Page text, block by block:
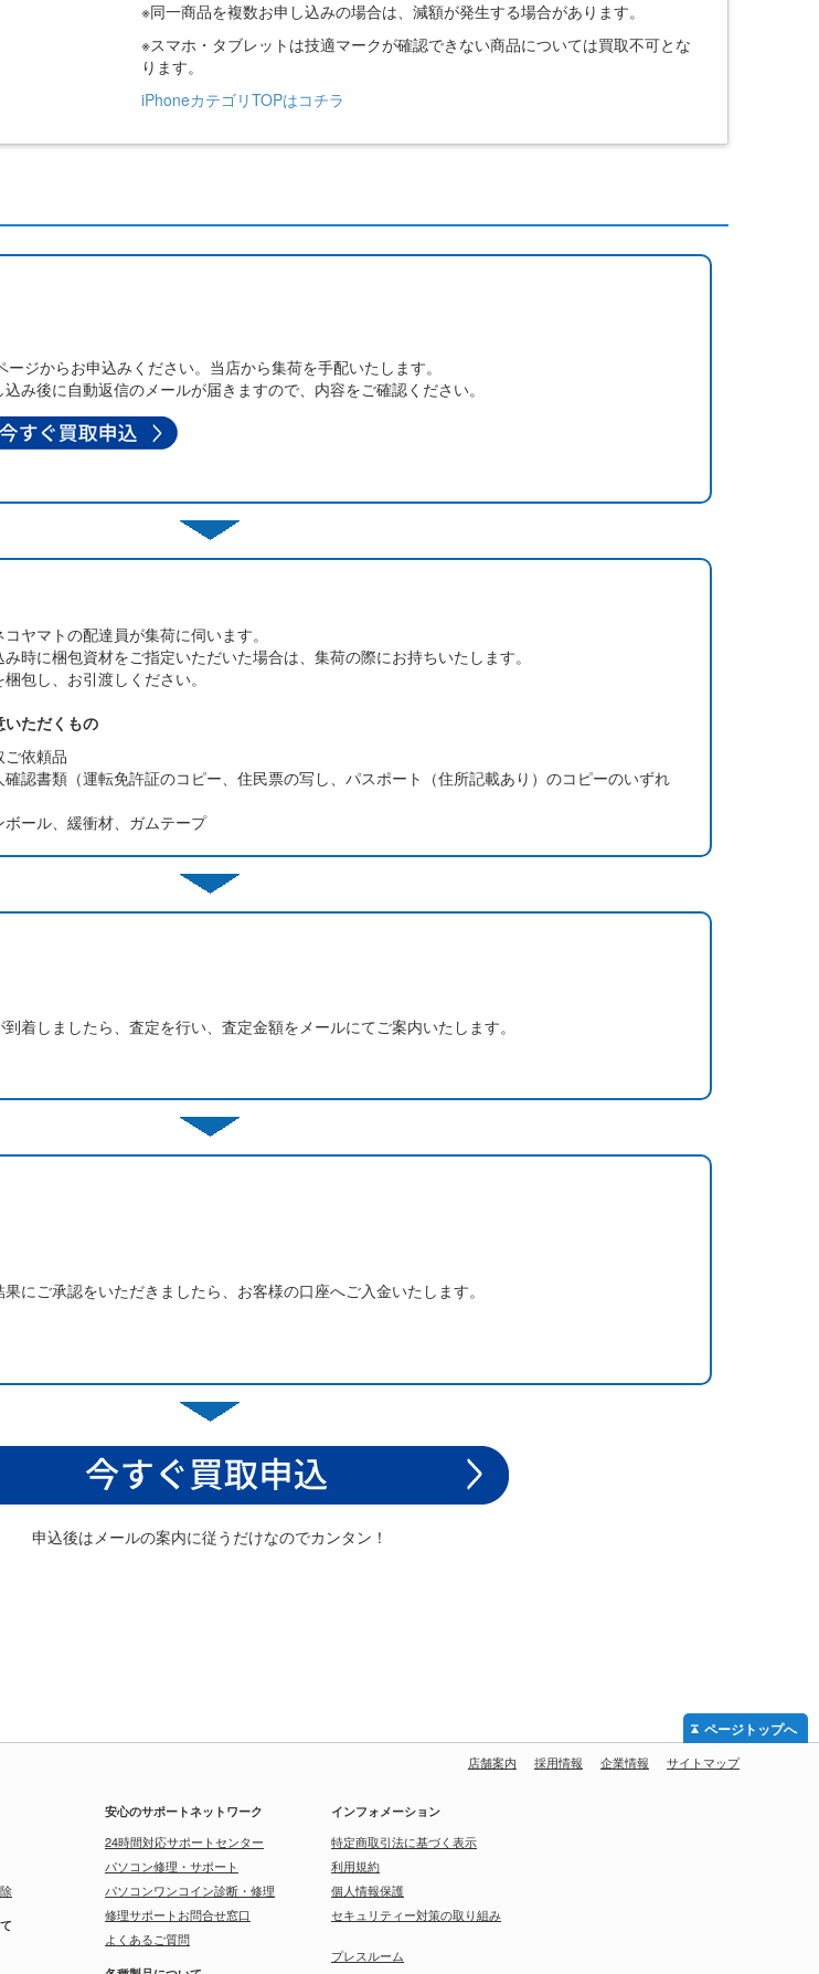
※同一商品を複数お申し込みの場合は、減額が発生する場合があります。
※スマホ・タブレットは技適マークが確認できない商品については買取不可とな
ります。
iPhoneカテゴリTOPはコチラ
ージからお申込みください。当店から集荷を手配いたします。
込み後に自動返信のメールが届きますので、内容をご確認ください。
コヤマトの配達員が集荷に伺います。
み時に梱包資材をご指定いただいた場合は、集荷の際にお持ちいたします。
包し、お引渡しください。
いただくもの
ご依頼品
確認書類（運転免許証のコピー、住民票の写し、パスポート（住所記載あり）のコピーのいずれ
ボール、緩衝材、ガムテープ
到着しましたら、査定を行い、査定金額をメールにてご案内いたします。
果にご承認をいただきましたら、お客様の口座へご入金いたします。
申込後はメールの案内に従うだけなのでカンタン！
店舗案内 採用情報 企業情報 サイトマップ
安心のサポートネットワーク
24時間対応サポートセンター
パソコン修理・サポート
パソコンワンコイン診断・修理
修理サポートお問合せ窓口
よくあるご質問
インフォメーション
特定商取引法に基づく表示
利用規約
個人情報保護
セキュリティー対策の取り組み
プレスルーム
ページトップへ